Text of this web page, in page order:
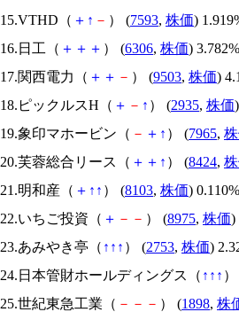
15.VTHD（ ＋ ↑ － ） (7593, 株価)
16.日工（ ＋ ＋ ＋ ） (6306, 株価) 3.782%
17.関西電力（ ＋ ＋ － ） (9503, 株価)
18.ピックルスH（ ＋ － ↑ ） (2935, 株価
19.象印マホービン（ － ＋ ↑ ） (7965,
20.芙蓉総合リース（ ＋ ＋ ↑ ） (8424,
21.明和産（ ＋ ↑ ↑ ） (8103, 株価) 0.110%
22.いちご投資（ ＋ － － ） (8975, 株価)
23.あみやき亭（ ↑ ↑ ↑ ） (2753, 株価)
24.日本管財ホールディングス（ ↑ ↑ ↑
25.世紀東急工業（ － － － ） (1898, 株